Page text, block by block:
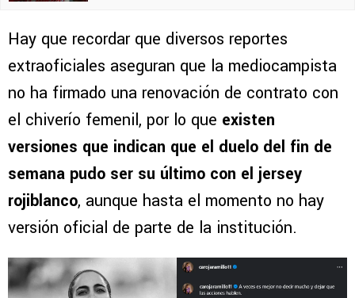
Hay que recordar que diversos reportes
extraoficiales aseguran que la mediocampista
no ha firmado una renovación de contrato con
el chiverío femenil, por lo que existen
versiones que indican que el duelo del fin de
semana pudo ser su último con el jersey
rojiblanco, aunque hasta el momento no hay
versión oficial de parte de la institución.